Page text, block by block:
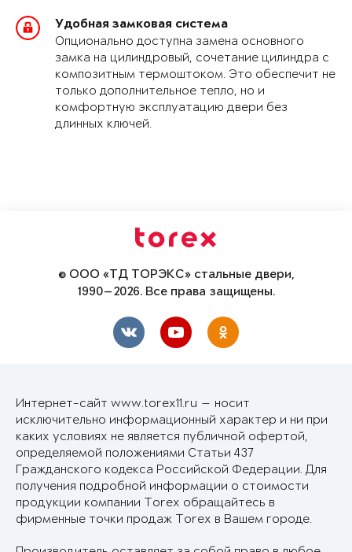
Удобная замковая система
Опционально доступна замена основного
замка на цилиндровый, сочетание цилиндра с
композитным термоштоком. Это обеспечит не
только дополнительное тепло, но и
комфортную эксплуатацию двери без
длинных ключей.
© ООО «ТД ТОРЭКС» стальные двери,
1990—2026. Все права защищены.
Интернет-сайт www.torex11.ru — носит
исключительно информационный характер и ни при
каких условиях не является публичной офертой,
определяемой положениями Статьи 437
Гражданского кодекса Российской Федерации. Для
получения подробной информации о стоимости
продукции компании Torex обращайтесь в
фирменные точки продаж Torex в Вашем городе.